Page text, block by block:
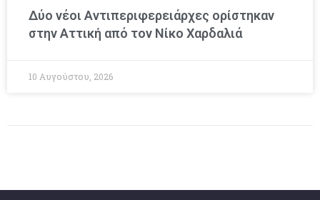
Δύο νέοι Αντιπεριφερειάρχες ορίστηκαν
στην Αττική από τον Νίκο Χαρδαλιά
10 Αυγούστου, 2026